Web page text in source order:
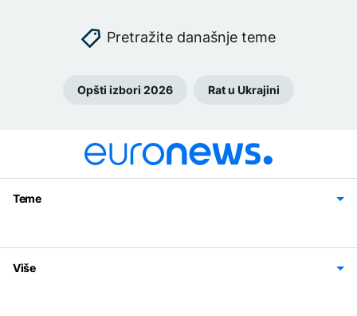
Pretražite današnje teme
Opšti izbori 2026 Rat u Ukrajini
Teme
Svijet
Sport
Magazin
Više